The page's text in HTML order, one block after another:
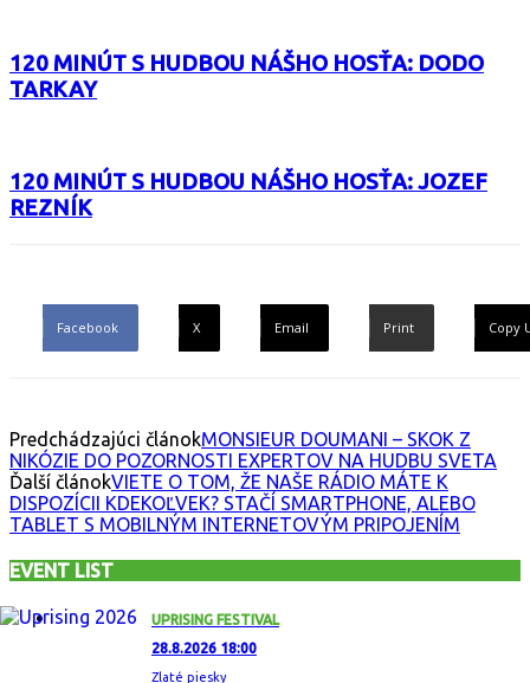
120 MINÚT S HUDBOU NÁŠHO HOSŤA: DODO
TARKAY
120 MINÚT S HUDBOU NÁŠHO HOSŤA: JOZEF
REZNÍK
Facebook X Email Print Copy
Predchádzajúci článokMONSIEUR DOUMANI – SKOK Z
NIKÓZIE DO POZORNOSTI EXPERTOV NA HUDBU SVETA
Ďalší článokVIETE O TOM, ŽE NAŠE RÁDIO MÁTE K
DISPOZÍCII KDEKOĽVEK? STAČÍ SMARTPHONE, ALEBO
TABLET S MOBILNÝM INTERNETOVÝM PRIPOJENÍM
EVENT LIST
UPRISING FESTIVAL
28.8.2026 18:00
Zlaté piesky